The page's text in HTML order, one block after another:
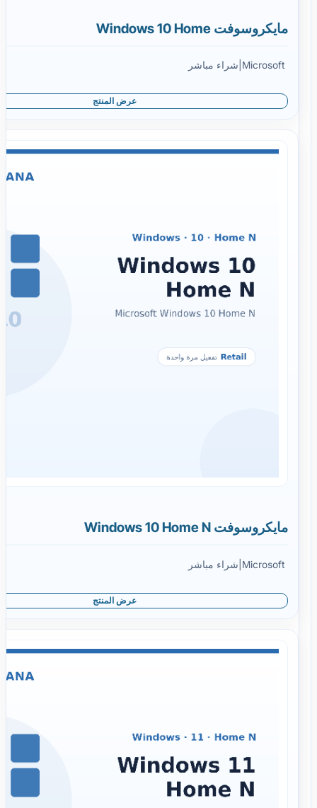
مايكروسوفت Windows 10 Home
Microsoft شراء مباشر
عرض المنتج
مايكروسوفت Windows 10 Home N
Microsoft شراء مباشر
عرض المنتج